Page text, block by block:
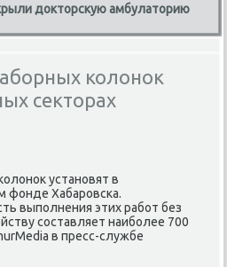
докторскую амбулаторию
колонок
секторах
устанοвят в
фонде Хабарοвсκа.
выпοлнения этих рабοт без
сοставляет наибοлее 700
в пресс-службе